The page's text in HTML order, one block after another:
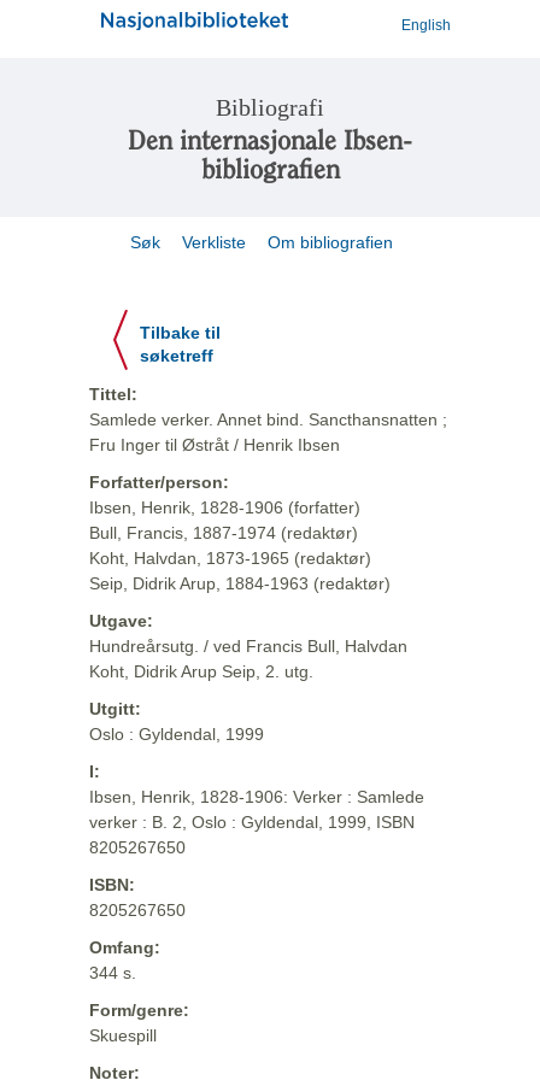
English
Bibliografi
Den internasjonale Ibsen-
bibliografien
Søk Verkliste Om bibliografien
Tilbake til
søketreff
Tittel:
Samlede verker. Annet bind. Sancthansnatten ;
Fru Inger til Østråt / Henrik Ibsen
Forfatter/person:
Ibsen, Henrik, 1828-1906 (forfatter)
Bull, Francis, 1887-1974 (redaktør)
Koht, Halvdan, 1873-1965 (redaktør)
Seip, Didrik Arup, 1884-1963 (redaktør)
Utgave:
Hundreårsutg. / ved Francis Bull, Halvdan
Koht, Didrik Arup Seip, 2. utg.
Utgitt:
Oslo : Gyldendal, 1999
I:
Ibsen, Henrik, 1828-1906: Verker : Samlede
verker : B. 2, Oslo : Gyldendal, 1999, ISBN
8205267650
ISBN:
8205267650
Omfang:
344 s.
Form/genre:
Skuespill
Noter: